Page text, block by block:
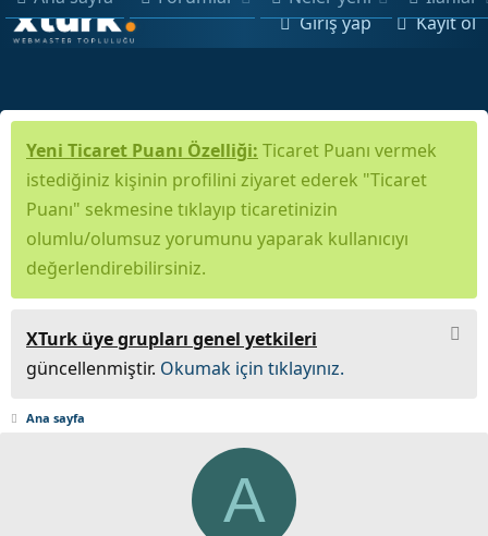
Giriş yap Kayıt ol
Yeni Ticaret Puanı Özelliği: Ticaret Puanı vermek
istediğiniz kişinin profilini ziyaret ederek "Ticaret
Puanı" sekmesine tıklayıp ticaretinizin
olumlu/olumsuz yorumunu yaparak kullanıcıyı
değerlendirebilirsiniz.
XTurk üye grupları genel yetkileri
güncellenmiştir. Okumak için tıklayınız.
Ana sayfa
A